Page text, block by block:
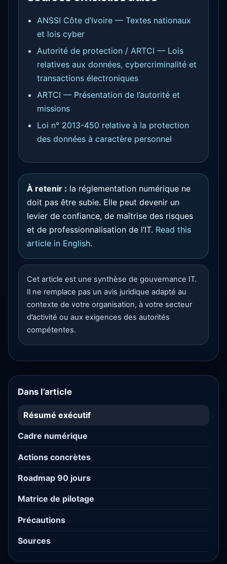
ANSSI Côte d’Ivoire — Textes nationaux
et lois cyber
Autorité de protection / ARTCI — Lois
relatives aux données, cybercriminalité et
transactions électroniques
ARTCI — Présentation de l’autorité et
missions
Loi n° 2013-450 relative à la protection
des données à caractère personnel
À retenir : la réglementation numérique ne
doit pas être subie. Elle peut devenir un
levier de confiance, de maîtrise des risques
et de professionnalisation de l’IT. Read this
article in English.
Cet article est une synthèse de gouvernance IT.
Il ne remplace pas un avis juridique adapté au
contexte de votre organisation, à votre secteur
d’activité ou aux exigences des autorités
compétentes.
Dans l’article
Résumé exécutif
Cadre numérique
Actions concrètes
Roadmap 90 jours
Matrice de pilotage
Précautions
Sources